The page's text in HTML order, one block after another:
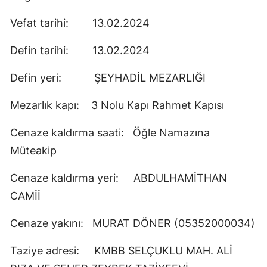
Vefat tarihi: 13.02.2024
Defin tarihi: 13.02.2024
Defin yeri: ŞEYHADİL MEZARLIĞI
Mezarlık kapı: 3 Nolu Kapı Rahmet Kapısı
Cenaze kaldırma saati: Öğle Namazına
Müteakip
Cenaze kaldırma yeri: ABDULHAMİTHAN
CAMİİ
Cenaze yakını: MURAT DÖNER (05352000034)
Taziye adresi: KMBB SELÇUKLU MAH. ALİ